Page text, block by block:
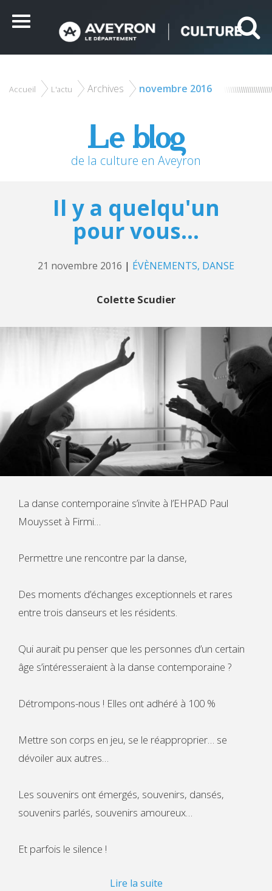
Menu
Accueil L'actu Archives novembre 2016
Le blog
de la culture en Aveyron
Il y a quelqu'un
pour vous...
21 novembre 2016 | ÉVÈNEMENTS DANSE
Colette Scudier
La danse contemporaine s’invite à l’EHPAD Paul
Mouysset à Firmi…
Permettre une rencontre par la danse,
Des moments d’échanges exceptionnels et rares
entre trois danseurs et les résidents.
Qui aurait pu penser que les personnes d’un certain
âge s’intéresseraient à la danse contemporaine ?
Détrompons-nous ! Elles ont adhéré à 100 %
Mettre son corps en jeu, se le réapproprier… se
dévoiler aux autres…
Les souvenirs ont émergés, souvenirs, dansés,
souvenirs parlés, souvenirs amoureux…
Et parfois le silence !
Lire la suite
ceux que vous souhaitez activer
Tout accepter Tout refuser Personnaliser